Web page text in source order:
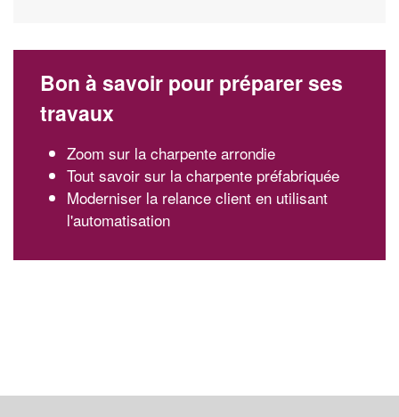
Bon à savoir pour préparer ses
travaux
Zoom sur la charpente arrondie
Tout savoir sur la charpente préfabriquée
Moderniser la relance client en utilisant
l'automatisation